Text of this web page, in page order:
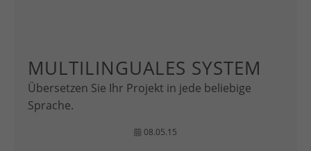
MULTILINGUALES SYSTEM
Übersetzen Sie Ihr Projekt in jede beliebige
Sprache.
08.05.15